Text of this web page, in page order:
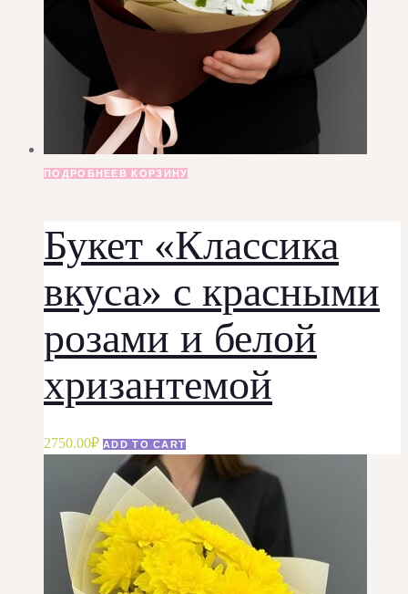
ПОДРОБНЕЕ В КОРЗИНУ
Букет «Классика
вкуса» с красными
розами и белой
хризантемой
2750.00₽ ADD TO CART